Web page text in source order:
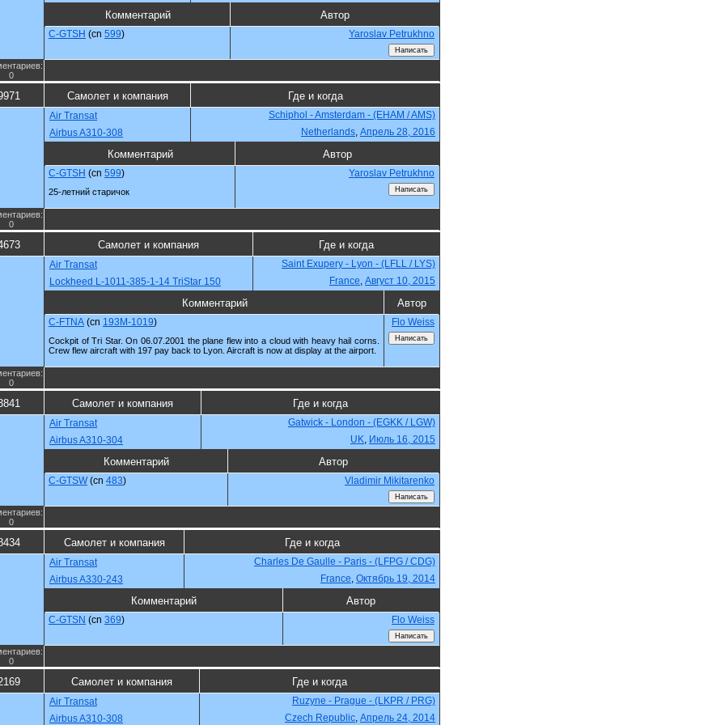
Комментарий Автор
C-GTSH (cn 599) Yaroslav Petrukhno
0
Самолет и компания Где и когда
Air Transat
Schiphol - Amsterdam - (EHAM / AMS)
Airbus A310-308
Netherlands, Апрель 28, 2016
Комментарий Автор
C-GTSH (cn 599)
25-летний старичок
Yaroslav Petrukhno
0
Самолет и компания Где и когда
Air Transat
Saint Exupery - Lyon - (LFLL / LYS)
Lockheed L-1011-385-1-14 TriStar 150
France, Август 10, 2015
Комментарий Автор
C-FTNA (cn 193M-1019)
Cockpit of Tri Star. On 06.07.2001 the plane flew into a cloud with heavy hail corns.
Crew flew aircraft with 197 pay back to Lyon. Aircraft is now at display at the airport.
Flo Weiss
0
Самолет и компания Где и когда
Air Transat
Gatwick - London - (EGKK / LGW)
Airbus A310-304
UK, Июль 16, 2015
Комментарий Автор
C-GTSW (cn 483) Vladimir Mikitarenko
0
Самолет и компания Где и когда
Air Transat
Charles De Gaulle - Paris - (LFPG / CDG)
Airbus A330-243
France, Октябрь 19, 2014
Комментарий Автор
C-GTSN (cn 369) Flo Weiss
0
Самолет и компания Где и когда
Air Transat
Ruzyne - Prague - (LKPR / PRG)
Airbus A310-308
Czech Republic, Апрель 24, 2014